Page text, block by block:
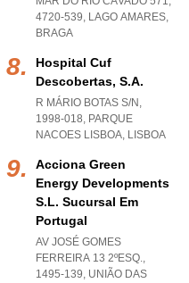
4720-539, LAGO AMARES,
BRAGA
Hospital Cuf
Descobertas, S.a.
R MÁRIO BOTAS S/N,
1998-018, PARQUE
NACOES LISBOA, LISBOA
Acciona Green
Energy Developments
S.l. Sucursal Em
Portugal
AV JOSÉ GOMES
FERREIRA 13 2ºESQ.,
1495-139, UNIÃO DAS